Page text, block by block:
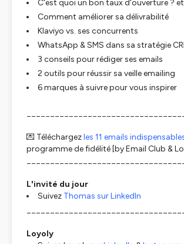
C'est quoi un bon taux d'ouverture ?
Comment améliorer sa délivrabilité
Klaviyo vs. ses concurrents
WhatsApp & SMS dans sa stratégie
3 conseils pour rédiger ses emails
2 outils pour réussir sa veille emailing
6 marques à suivre pour vous inspirer
💌 Téléchargezles 11 emails
programme de fidélité [by Email Club &
L'invité du jour
Suivez Thomas sur LinkedIn
Loyoly